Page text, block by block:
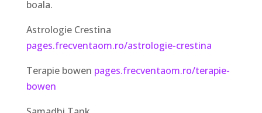
boala.
Astrologie Crestina
pages.frecventaom.ro/astrologie-crestina
Terapie bowen pages.frecventaom.ro/terapie-
bowen